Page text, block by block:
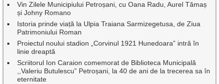
Vin Zilele Municipiului Petroșani, cu Oana Radu, Aurel Tămaș
și Johny Romano
Istoria prinde viață la Ulpia Traiana Sarmizegetusa, de Ziua
Patrimoniului Roman
Proiectul noului stadion „Corvinul 1921 Hunedoara” intră în
linie dreaptă
Scriitorul Ion Caraion comemorat de Biblioteca Municipală
,,Valeriu Butulescu” Petroșani, la 40 de ani de la trecerea sa în
eternitate